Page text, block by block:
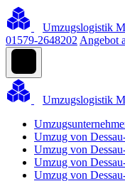
Umzugslogistik
01579-2648202 Angebot
Umzugslogistik
Umzug von
Umzug von
Umzug von
Umzug von